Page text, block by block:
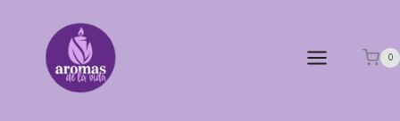
contenido
0